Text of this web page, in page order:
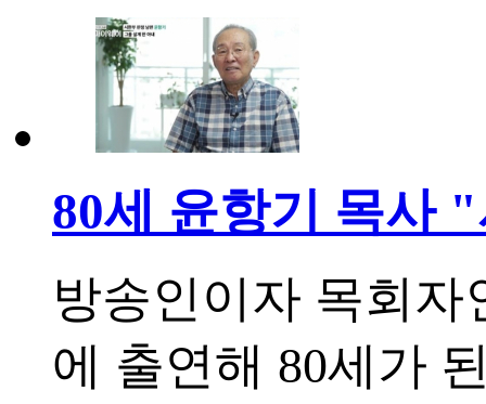
80세 윤항기 목사
방송인이자 목회
에 출연해 80세가